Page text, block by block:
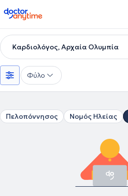
doctoranytime
Καρδιολόγος, Αρχαία Ολυμπία
Φύλο
Πελοπόννησος Νομός Ηλείας